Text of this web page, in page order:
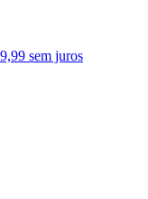
sem juros